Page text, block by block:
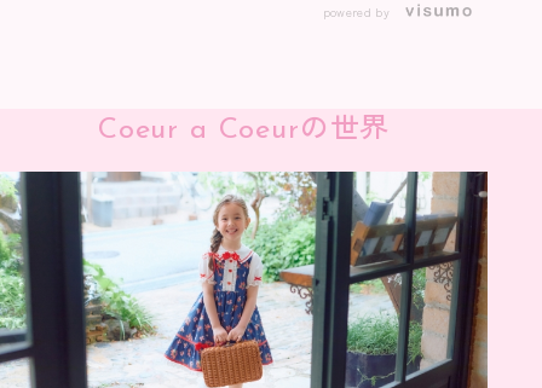
powered by
Coeur a Coeurの世界